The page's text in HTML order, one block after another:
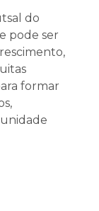
do
pode ser
formar